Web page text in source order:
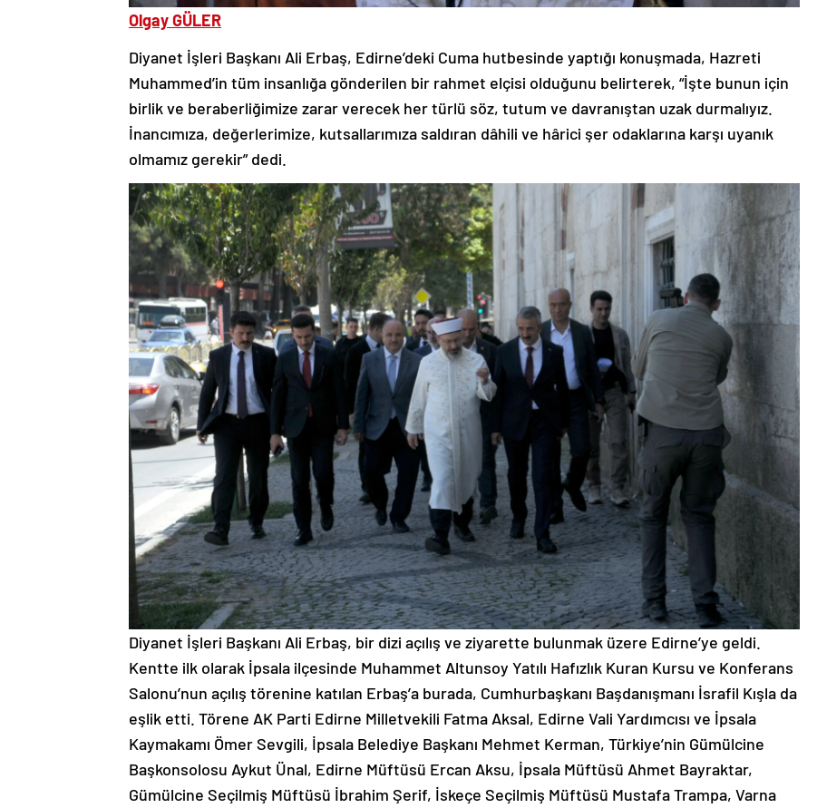
Olgay GÜLER
Diyanet İşleri Başkanı Ali Erbaş, Edirne’deki Cuma hutbesinde yaptığı konuşmada, Hazreti
Muhammed’in tüm insanlığa gönderilen bir rahmet elçisi olduğunu belirterek, “İşte bunun için
birlik ve beraberliğimize zarar verecek her türlü söz, tutum ve davranıştan uzak durmalıyız.
İnancımıza, değerlerimize, kutsallarımıza saldıran dâhili ve hârici şer odaklarına karşı uyanık
olmamız gerekir” dedi.
Diyanet İşleri Başkanı Ali Erbaş, bir dizi açılış ve ziyarette bulunmak üzere Edirne’ye geldi.
Kentte ilk olarak İpsala ilçesinde Muhammet Altunsoy Yatılı Hafızlık Kuran Kursu ve Konferans
Salonu’nun açılış törenine katılan Erbaş’a burada, Cumhurbaşkanı Başdanışmanı İsrafil Kışla da
eşlik etti. Törene AK Parti Edirne Milletvekili Fatma Aksal, Edirne Vali Yardımcısı ve İpsala
Kaymakamı Ömer Sevgili, İpsala Belediye Başkanı Mehmet Kerman, Türkiye’nin Gümülcine
Başkonsolosu Aykut Ünal, Edirne Müftüsü Ercan Aksu, İpsala Müftüsü Ahmet Bayraktar,
Gümülcine Seçilmiş Müftüsü İbrahim Şerif, İskeçe Seçilmiş Müftüsü Mustafa Trampa, Varna